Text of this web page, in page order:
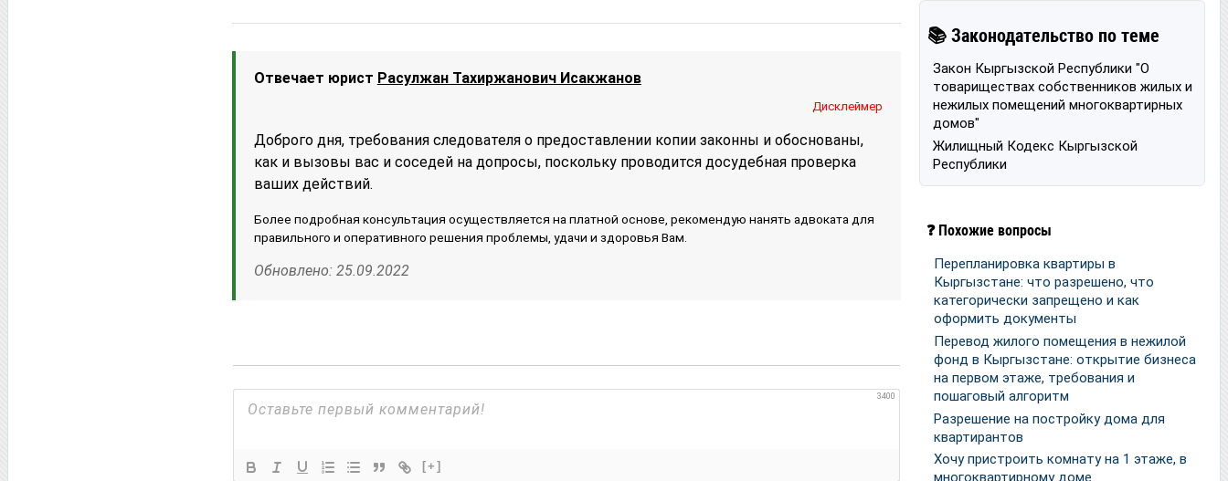
Отвечает юрист Расулжан Тахиржанович Исакжанов
Дисклеймер
Доброго дня, требования следователя о предоставлении копии законны и обоснованы,
как и вызовы вас и соседей на допросы, поскольку проводится досудебная проверка
ваших действий.
Более подробная консультация осуществляется на платной основе, рекомендую нанять адвоката для
правильного и оперативного решения проблемы, удачи и здоровья Вам.
Обновлено: 25.09.2022
3400
[+]
📚 Законодательство по теме
Закон Кыргызской Республики "О
товариществах собственников жилых и
нежилых помещений многоквартирных
домов"
Жилищный Кодекс Кыргызской
Республики
❓ Похожие вопросы
Перепланировка квартиры в
Кыргызстане: что разрешено, что
категорически запрещено и как
оформить документы
Перевод жилого помещения в нежилой
фонд в Кыргызстане: открытие бизнеса
на первом этаже, требования и
пошаговый алгоритм
Разрешение на постройку дома для
квартирантов
Хочу пристроить комнату на 1 этаже, в
многоквартирному доме